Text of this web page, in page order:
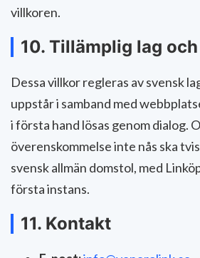
villkoren.
10. Tillämplig lag
Dessa villkor regleras av svensk
uppstår i samband med
i första hand lösas genom dialog.
överenskommelse inte nås ska
svensk allmän domstol, med
första instans.
11. Kontakt